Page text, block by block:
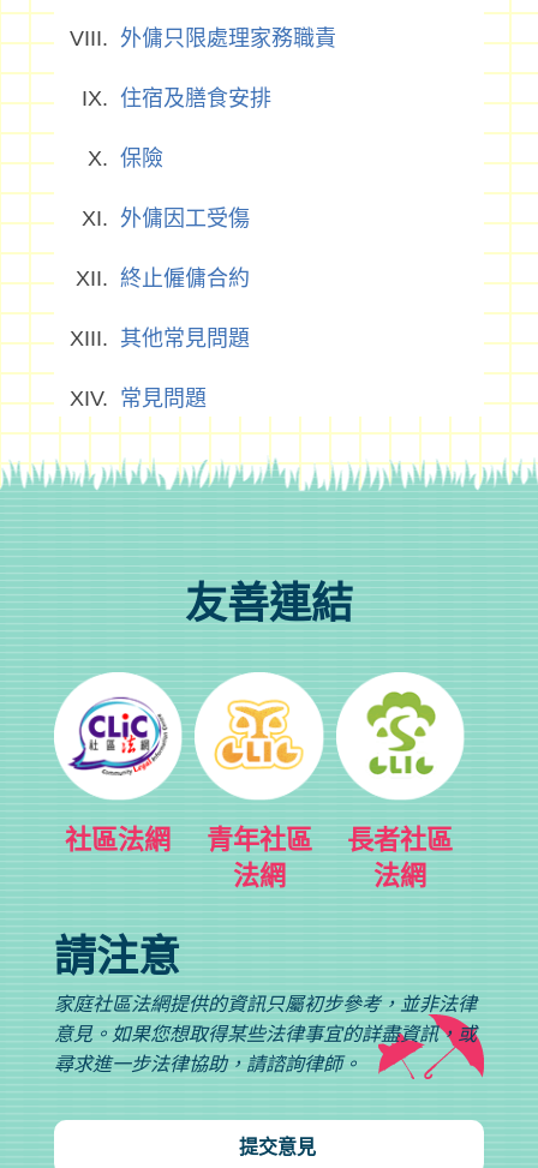
外傭只限處理家務職責
住宿及膳食安排
保險
外傭因工受傷
終止僱傭合約
其他常見問題
常見問題
友善連結
社區法網
青年社區
法網
長者社區
法網
請注意
家庭社區法網提供的資訊只屬初步參考，並非法律
意見。如果您想取得某些法律事宜的詳盡資訊，或
尋求進一步法律協助，請諮詢律師。
提交意見